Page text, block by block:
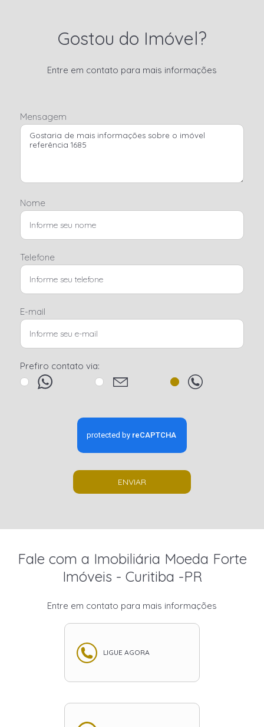
Gostou do Imóvel?
Entre em contato para mais informações
Mensagem
Nome
Telefone
E-mail
Prefiro contato via:
ENVIAR
Fale com a Imobiliária Moeda Forte
Imóveis - Curitiba -PR
Entre em contato para mais informações
LIGUE AGORA